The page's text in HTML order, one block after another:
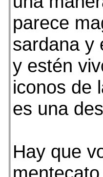
parece
sardana y
y estén
iconos de
es una
Hay que